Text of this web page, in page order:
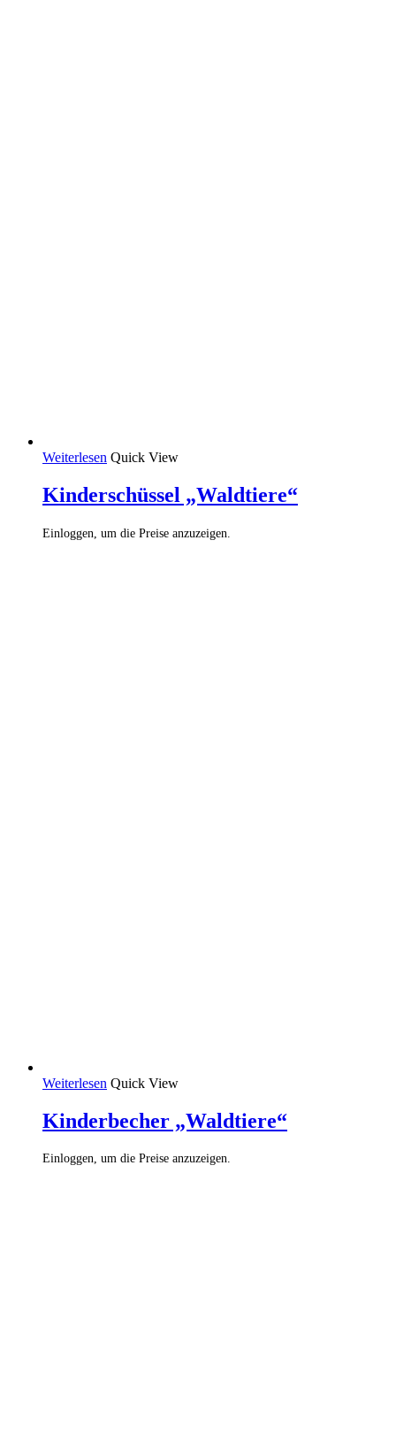
Weiterlesen Quick View
Kinderschüssel „Waldtiere“
Einloggen, um die Preise anzuzeigen.
Weiterlesen Quick View
Kinderbecher „Waldtiere“
Einloggen, um die Preise anzuzeigen.